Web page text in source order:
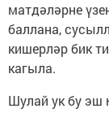
матдәләрне
баллана,
кишерләр бик
кагыла.
Шулай ук бу эш